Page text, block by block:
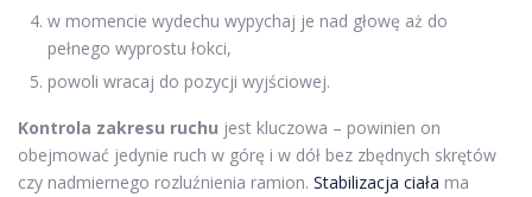
w momencie wydechu wypychaj je nad głowę aż do
pełnego wyprostu łokci,
powoli wracaj do pozycji wyjściowej.
Kontrola zakresu ruchu jest kluczowa – powinien on
obejmować jedynie ruch w górę i w dół bez zbędnych skrętów
czy nadmiernego rozluźnienia ramion. Stabilizacja ciała ma